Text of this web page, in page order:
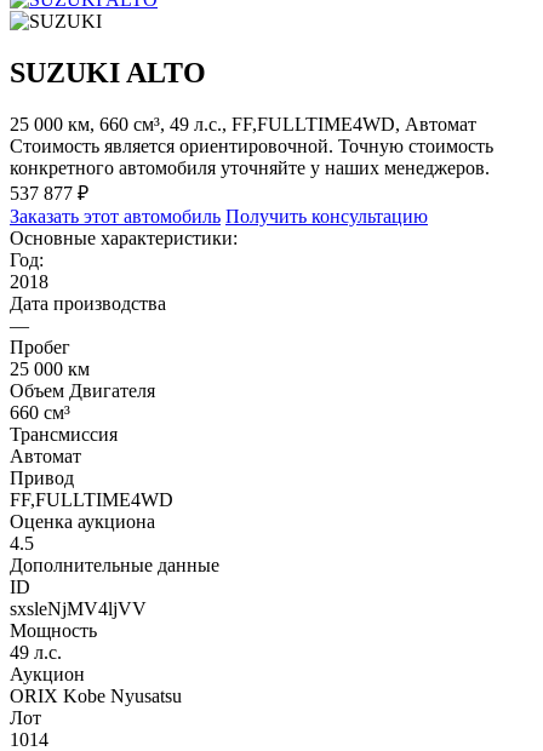
SUZUKI ALTO
25 000 км, 660 см³, 49 л.с., FF,FULLTIME4WD, Автомат
Стоимость является ориентировочной. Точную стоимость
конкретного автомобиля уточняйте у наших менеджеров.
537 877 ₽
Заказать этот автомобиль Получить консультацию
Основные характеристики:
Год:
2018
Дата производства
—
Пробег
25 000 км
Объем Двигателя
660 см³
Трансмиссия
Автомат
Привод
FF,FULLTIME4WD
Оценка аукциона
4.5
Дополнительные данные
ID
sxsleNjMV4ljVV
Мощность
49 л.с.
Аукцион
ORIX Kobe Nyusatsu
Лот
1014